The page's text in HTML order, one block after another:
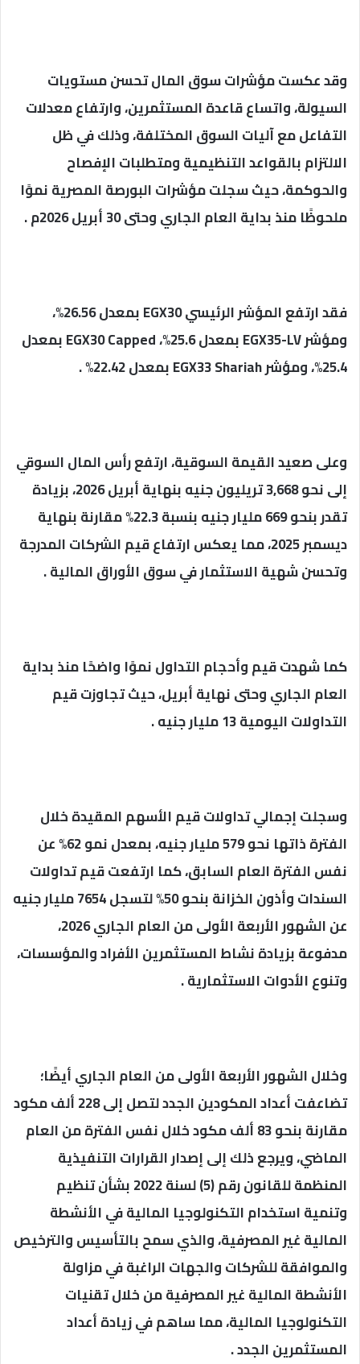
وقد عكست مؤشرات سوق المال تحسن مستويات
السيولة، واتساع قاعدة المستثمرين، وارتفاع معدلات
التفاعل مع آليات السوق المختلفة، وذلك في ظل
الالتزام بالقواعد التنظيمية ومتطلبات الإفصاح
والحوكمة، حيث سجلت مؤشرات البورصة المصرية نموًا
ملحوظًا منذ بداية العام الجاري وحتى 30 أبريل 2026م .
فقد ارتفع المؤشر الرئيسي EGX30 بمعدل 26.56%،
ومؤشر EGX35-LV بمعدل 25.6%، EGX30 Capped بمعدل
25.4%، ومؤشر EGX33 Shariah بمعدل 22.42% .
وعلى صعيد القيمة السوقية، ارتفع رأس المال السوقي
إلى نحو 3,668 تريليون جنيه بنهاية أبريل 2026، بزيادة
تقدر بنحو 669 مليار جنيه بنسبة 22.3% مقارنة بنهاية
ديسمبر 2025، مما يعكس ارتفاع قيم الشركات المدرجة
وتحسن شهية الاستثمار في سوق الأوراق المالية .
كما شهدت قيم وأحجام التداول نموًا واضحًا منذ بداية
العام الجاري وحتى نهاية أبريل، حيث تجاوزت قيم
التداولات اليومية 13 مليار جنيه .
وسجلت إجمالي تداولات قيم الأسهم المقيدة خلال
الفترة ذاتها نحو 579 مليار جنيه، بمعدل نمو 62% عن
نفس الفترة العام السابق، كما ارتفعت قيم تداولات
السندات وأذون الخزانة بنحو 50% لتسجل 7654 مليار جنيه
عن الشهور الأربعة الأولى من العام الجاري 2026،
مدفوعة بزيادة نشاط المستثمرين الأفراد والمؤسسات،
وتنوع الأدوات الاستثمارية .
وخلال الشهور الأربعة الأولى من العام الجاري أيضًا؛
تضاعفت أعداد المكودين الجدد لتصل إلى 228 ألف مكود
مقارنة بنحو 83 ألف مكود خلال نفس الفترة من العام
الماضي، ويرجع ذلك إلى إصدار القرارات التنفيذية
المنظمة للقانون رقم (5) لسنة 2022 بشأن تنظيم
وتنمية استخدام التكنولوجيا المالية في الأنشطة
المالية غير المصرفية، والذي سمح بالتأسيس والترخيص
والموافقة للشركات والجهات الراغبة في مزاولة
الأنشطة المالية غير المصرفية من خلال تقنيات
التكنولوجيا المالية، مما ساهم في زيادة أعداد
المستثمرين الجدد .